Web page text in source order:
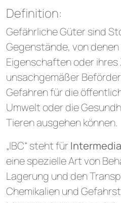
Definition:
Gefährliche Güter sind
Gegenstände, von
Eigenschaften oder
unsachgemäßer
Gefahren für die
Umwelt oder die
Tieren ausgehen können.
„IBC“ steht für
eine spezielle Art von
Lagerung und den
Chemikalien und